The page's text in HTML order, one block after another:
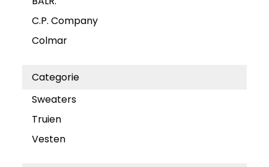
C.P. Company
Colmar
Categorie
Sweaters
Truien
Vesten